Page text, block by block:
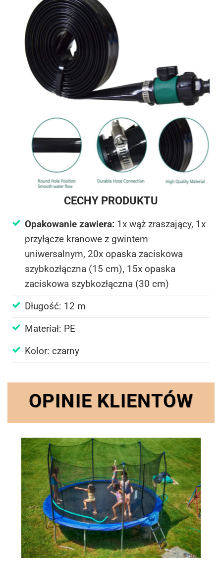
CECHY PRODUKTU
Opakowanie zawiera: 1x wąż zraszający, 1x
przyłącze kranowe z gwintem
uniwersalnym, 20x opaska zaciskowa
szybkozłączna (15 cm), 15x opaska
zaciskowa szybkozłączna (30 cm)
Długość: 12 m
Materiał: PE
Kolor: czarny
OPINIE KLIENTÓW